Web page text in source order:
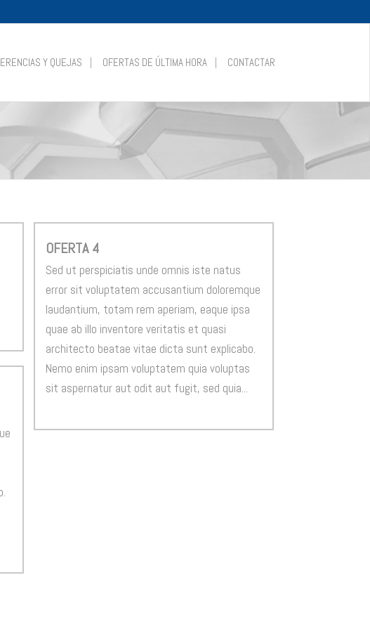
Y QUEJAS OFERTAS DE ÚLTIMA HORA CONTACTAR
OFERTA 4
Sed ut perspiciatis unde omnis iste natus
error sit voluptatem accusantium doloremque
laudantium, totam rem aperiam, eaque ipsa
quae ab illo inventore veritatis et quasi
architecto beatae vitae dicta sunt explicabo.
Nemo enim ipsam voluptatem quia voluptas
sit aspernatur aut odit aut fugit, sed quia...